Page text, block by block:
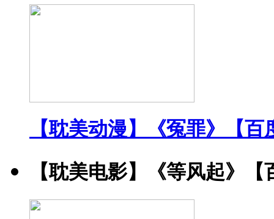
【耽美动漫】《冤罪》【
【耽美电影】《等风起》【